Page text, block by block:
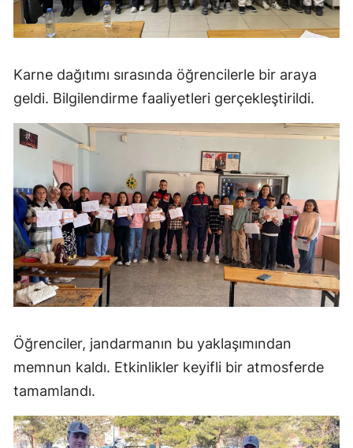
Karne dağıtımı sırasında öğrencilerle bir araya
geldi. Bilgilendirme faaliyetleri gerçekleştirildi.
Öğrenciler, jandarmanın bu yaklaşımından
memnun kaldı. Etkinlikler keyifli bir atmosferde
tamamlandı.